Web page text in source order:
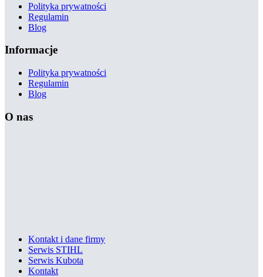
Polityka prywatności
Regulamin
Blog
Informacje
Polityka prywatności
Regulamin
Blog
O nas
Kontakt i dane firmy
Serwis STIHL
Serwis Kubota
Kontakt